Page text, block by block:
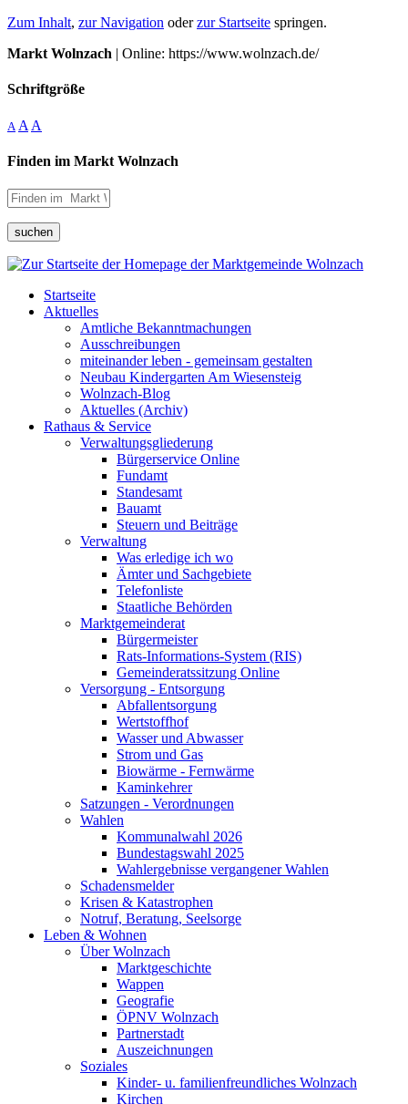
Zum Inhalt, zur Navigation oderzur Startseite springen.
Markt Wolnzach | Online: https://www.wolnzach.de/
Schriftgröße
A A A
Finden im Markt Wolnzach
suchen
Startseite
Aktuelles
Amtliche Bekanntmachungen
Ausschreibungen
miteinander leben - gemeinsam gestalten
Neubau Kindergarten Am Wiesensteig
Wolnzach-Blog
Aktuelles (Archiv)
Rathaus & Service
Verwaltungsgliederung
Bürgerservice Online
Fundamt
Standesamt
Bauamt
Steuern und Beiträge
Verwaltung
Was erledige ich wo
Ämter und Sachgebiete
Telefonliste
Staatliche Behörden
Marktgemeinderat
Bürgermeister
Rats-Informations-System (RIS)
Gemeinderatssitzung Online
Versorgung - Entsorgung
Abfallentsorgung
Wertstoffhof
Wasser und Abwasser
Strom und Gas
Biowärme - Fernwärme
Kaminkehrer
Satzungen - Verordnungen
Wahlen
Kommunalwahl 2026
Bundestagswahl 2025
Wahlergebnisse vergangener Wahlen
Schadensmelder
Krisen & Katastrophen
Notruf, Beratung, Seelsorge
Leben & Wohnen
Über Wolnzach
Marktgeschichte
Wappen
Geografie
ÖPNV Wolnzach
Partnerstadt
Auszeichnungen
Soziales
Kinder- u. familienfreundliches Wolnzach
Kirchen